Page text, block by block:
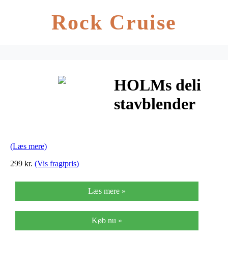
Rock Cruise
HOLMs deli
stavblender
(Læs mere)
299 kr. (Vis fragtpris)
Læs mere »
Køb nu »